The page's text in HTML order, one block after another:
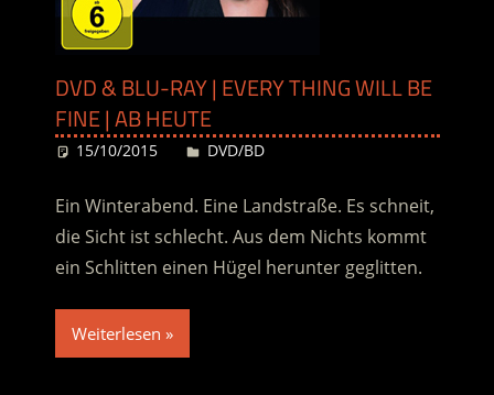
DVD & BLU-RAY | EVERY THING WILL BE
FINE | AB HEUTE
15/10/2015 Desiree
DVD/BD
Ein Winterabend. Eine Landstraße. Es schneit,
die Sicht ist schlecht. Aus dem Nichts kommt
ein Schlitten einen Hügel herunter geglitten.
Weiterlesen